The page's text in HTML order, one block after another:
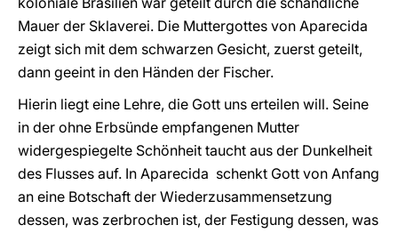
Mauer der Sklaverei. Die Muttergottes von Aparecida
zeigt sich mit dem schwarzen Gesicht, zuerst geteilt,
dann geeint in den Händen der Fischer.
Hierin liegt eine Lehre, die Gott uns erteilen will. Seine
in der ohne Erbsünde empfangenen Mutter
widergespiegelte Schönheit taucht aus der Dunkelheit
des Flusses auf. In Aparecida schenkt Gott von Anfang
an eine Botschaft der Wiederzusammensetzung
dessen, was zerbrochen ist, der Festigung dessen, was